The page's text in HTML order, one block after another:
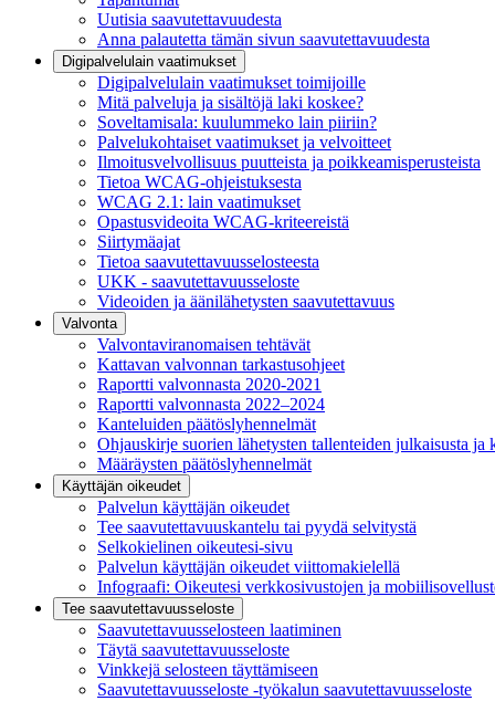
Uutisia saavutettavuudesta
Anna palautetta tämän sivun saavutettavuudesta
Digipalvelulain vaatimukset
Digipalvelulain vaatimukset toimijoille
Mitä palveluja ja sisältöjä laki koskee?
Soveltamisala: kuulummeko lain piiriin?
Palvelukohtaiset vaatimukset ja velvoitteet
Ilmoitusvelvollisuus puutteista ja poikkeamisperusteista
Tietoa WCAG-ohjeistuksesta
WCAG 2.1: lain vaatimukset
Opastusvideoita WCAG-kriteereistä
Siirtymäajat
Tietoa saavutettavuusselosteesta
UKK - saavutettavuusseloste
Videoiden ja äänilähetysten saavutettavuus
Valvonta
Valvontaviranomaisen tehtävät
Kattavan valvonnan tarkastusohjeet
Raportti valvonnasta 2020-2021
Raportti valvonnasta 2022–2024
Kanteluiden päätöslyhennelmät
Ohjauskirje suorien lähetysten tallenteiden julkaisusta ja
Määräysten päätöslyhennelmät
Käyttäjän oikeudet
Palvelun käyttäjän oikeudet
Tee saavutettavuuskantelu tai pyydä selvitystä
Selkokielinen oikeutesi-sivu
Palvelun käyttäjän oikeudet viittomakielellä
Infograafi: Oikeutesi verkkosivustojen ja
Tee saavutettavuusseloste
Saavutettavuus­selosteen laatiminen
Täytä saavutettavuusseloste
Vinkkejä selosteen täyttämiseen
Saavutettavuusseloste -työkalun saavutettavuusseloste